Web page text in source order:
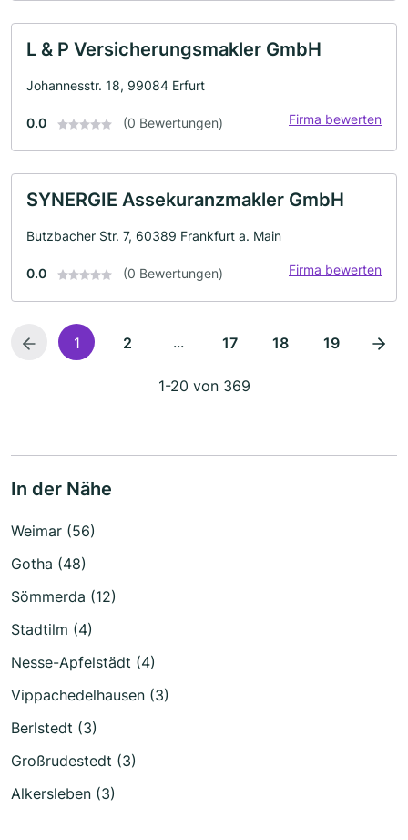
L & P Versicherungsmakler GmbH
Johannesstr. 18, 99084 Erfurt
0.0 (0 Bewertungen) Firma bewerten
SYNERGIE Assekuranzmakler GmbH
Butzbacher Str. 7, 60389 Frankfurt a. Main
0.0 (0 Bewertungen) Firma bewerten
1 2 ... 17 18 19
1-20 von 369
In der Nähe
Weimar (56)
Gotha (48)
Sömmerda (12)
Stadtilm (4)
Nesse-Apfelstädt (4)
Vippachedelhausen (3)
Berlstedt (3)
Großrudestedt (3)
Alkersleben (3)